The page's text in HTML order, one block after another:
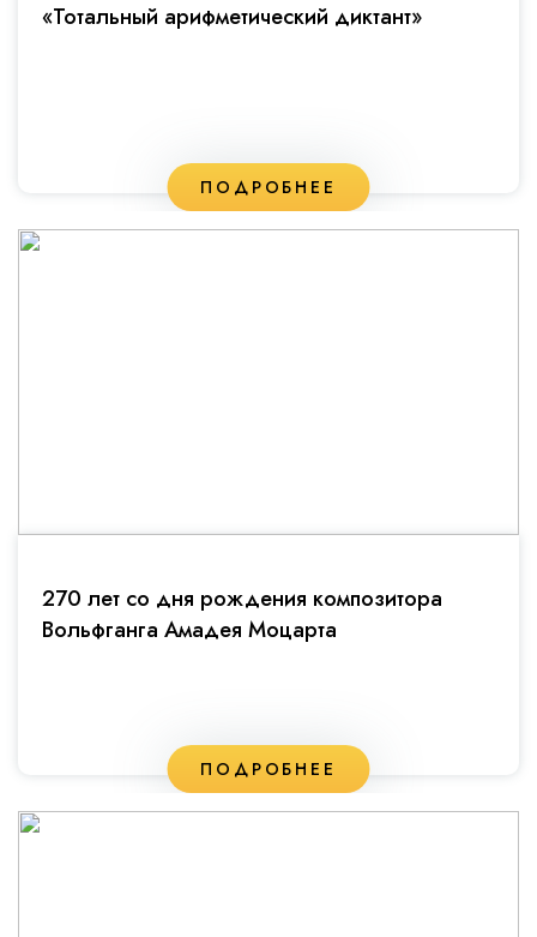
«Тотальный арифметический диктант»
ПОДРОБНЕЕ
270 лет со дня рождения композитора
Вольфганга Амадея Моцарта
ПОДРОБНЕЕ